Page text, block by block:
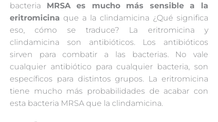
bacteria MRSA es mucho más sensible a la
eritromicina que a la clindamicina ¿Qué significa
eso, cómo se traduce? La eritromicina y
clindamicina son antibióticos. Los antibióticos
sirven para combatir a las bacterias. No vale
cualquier antibiótico para cualquier bacteria, son
específicos para distintos grupos. La eritromicina
tiene mucho más probabilidades de acabar con
esta bacteria MRSA que la clindamicina.